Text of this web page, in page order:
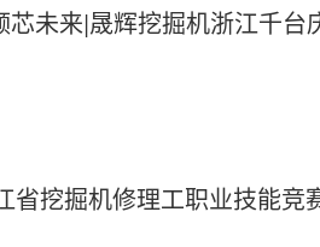
来|晟辉挖掘机浙江千台
省挖掘机修理工职业技能竞